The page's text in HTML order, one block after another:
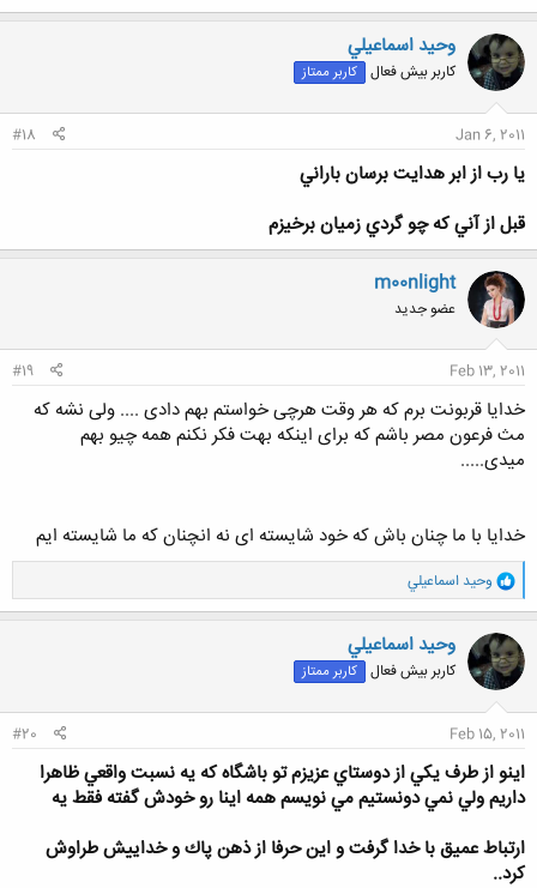
وحيد اسماعيلي
کاربر بیش فعال کاربر ممتاز
Jan 6, 2011
#18
يا رب از ابر هدايت برسان باراني
قبل از آني كه چو گردي زميان برخيزم
m00nlight
عضو جدید
Feb 13, 2011
#19
خدایا قربونت برم که هر وقت هرچی خواستم بهم دادی .... ولی نشه که
مث فرعون مصر باشم که برای اینکه بهت فکر نکنم همه چیو بهم
میدی.....
خدایا با ما چنان باش که خود شایسته ای نه انچنان که ما شایسته ایم
و
ا
ک
ن
ش
ه
ا
وحيد اسماعيلي
وحيد اسماعيلي
کاربر بیش فعال کاربر ممتاز
Feb 15, 2011
#20
اينو از طرف يكي از دوستاي عزيزم تو باشگاه كه يه نسبت واقعي ظاهرا
داريم ولي نمي دونستيم مي نويسم همه اينا رو خودش گفته فقط يه
ارتباط عميق با خدا گرفت و اين حرفا از ذهن پاك و خداييش طراوش
كرد..